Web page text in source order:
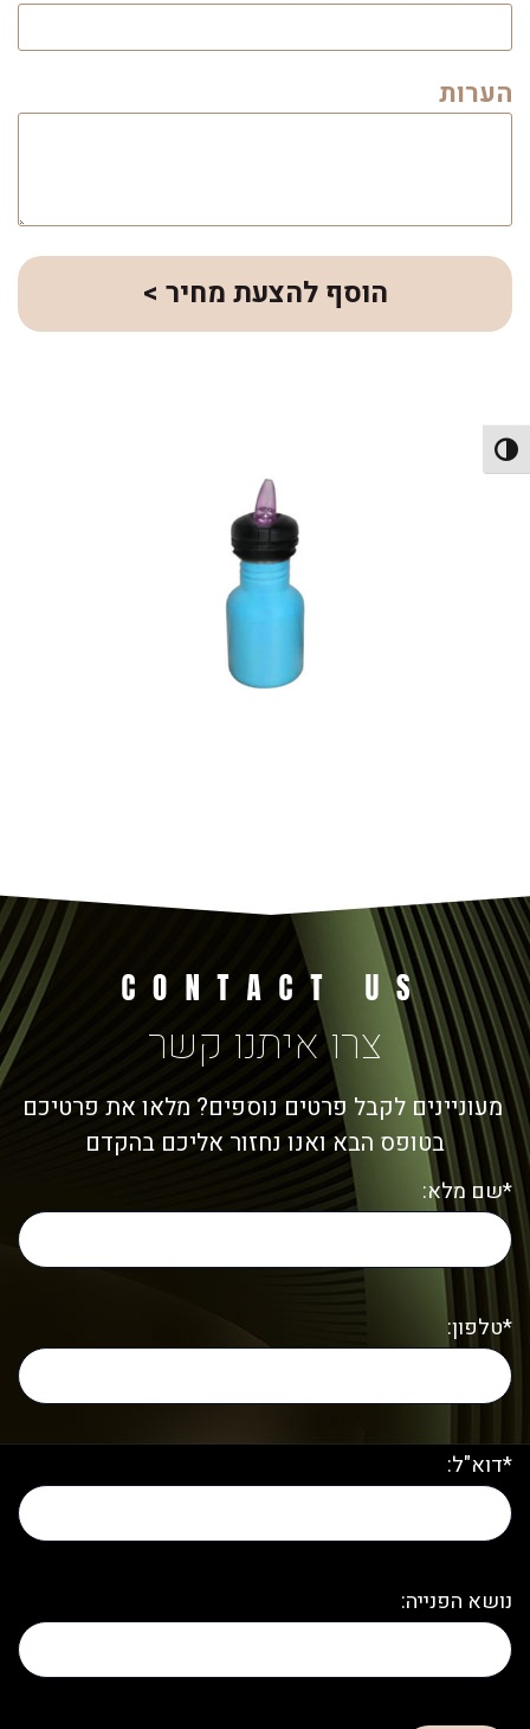
הפעל/כבה ניגודיות גבוהה
הערות
הוסף להצעת מחיר >
צרו איתנו קשר
מעוניינים לקבל פרטים נוספים? מלאו את פרטיכם
בטופס הבא ואנו נחזור אליכם בהקדם
*שם מלא:
*טלפון:
*דוא"ל:
נושא הפנייה: